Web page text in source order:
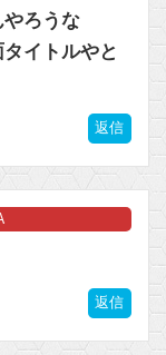
やろうな
イトルやと
返信
返信